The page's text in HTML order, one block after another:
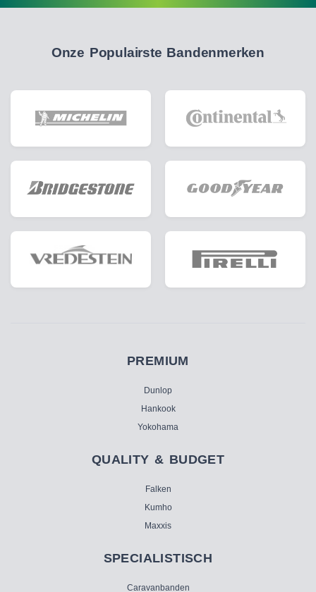
Onze Populairste Bandenmerken
PREMIUM
Dunlop
Hankook
Yokohama
QUALITY & BUDGET
Falken
Kumho
Maxxis
SPECIALISTISCH
Caravanbanden